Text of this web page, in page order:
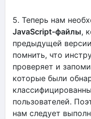
5. Теперь нам
JavaScript-файлы,
предыдущей
помнить, что
проверяет и
которые были
пользователей.
нам следует